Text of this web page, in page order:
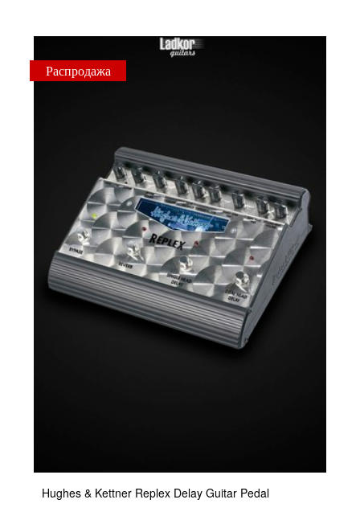
Распродажа
Hughes & Kettner Replex Delay Guitar Pedal